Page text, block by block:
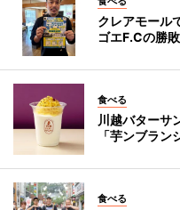
クレアモール
ゴエF.Cの勝
食べる
川越バターサ
「芋ンブラン
食べる